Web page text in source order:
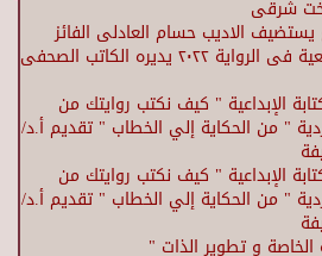
شرقى
الاديب حسام العادلى الفائز
بجائزة الدولة التشجيعية فى الرواية ٢٠٢٢ يديره الكاتب الصحفى
الإبداعية " كيف نكتب روايتك من
" من الحكاية إلي الخطاب " تقديم أ.د/
الإبداعية " كيف نكتب روايتك من
" من الحكاية إلي الخطاب " تقديم أ.د/
الخاصة و تطوير الذات "